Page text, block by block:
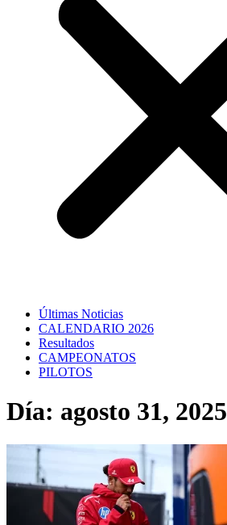
Últimas Noticias
CALENDARIO 2026
Resultados
CAMPEONATOS
PILOTOS
Día: agosto 31, 2025